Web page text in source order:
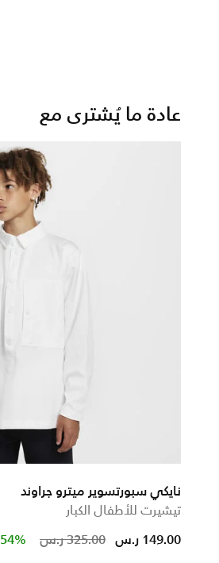
عادة ما يُشترى مع
نايكي سبورتسوير ميترو جراوند
تيشيرت للأطفال الكبار
Price reduced from325.00 ر.س to149.00 ر.س 54% خصم